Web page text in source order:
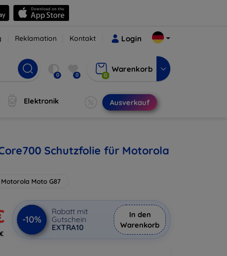
Reklamation Kontakt Login
0 0 0
Warenkorb
Elektronik Ausverkauf
Schutzfolie für Motorola
Motorola Moto G87
-10%
Rabatt mit
Gutschein
EXTRA10
In den
Warenkorb